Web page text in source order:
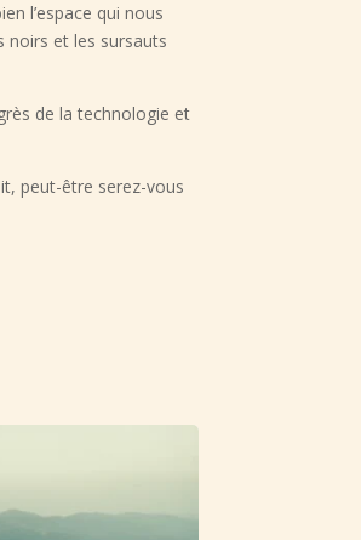
l’espace qui nous
noirs et les sursauts
de la technologie et
peut-être serez-vous